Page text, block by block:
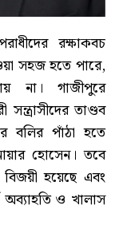
রক্ষাকবচ
সহজ হতে পারে,
না। গাজীপুরে
সন্ত্রাসীদের তাণ্ডব
বলির পাঁঠা হতে
হোসেন। তবে
হয়েছে এবং
ও খালাস